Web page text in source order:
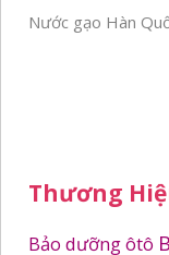
Nước gạo Hàn
Thương
Bảo dưỡng ôtô